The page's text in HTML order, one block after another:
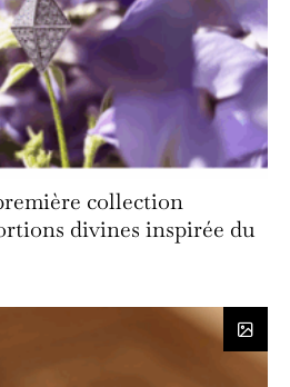
collection
divines inspirée du